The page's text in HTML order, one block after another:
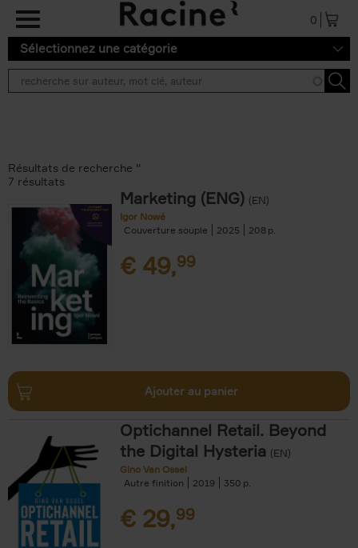
Aller au contenu principal
0
Sélectionnez une catégorie
Résultats de recherche ''
7 résultats
Marketing (ENG) (EN)
Igor Nowé
Couverture souple
2025 208
€ 49,99
Ajouter au panier
Optichannel Retail. Beyond
the Digital Hysteria (EN)
Gino Van Ossel
Autre finition
2019 350
€ 29,99